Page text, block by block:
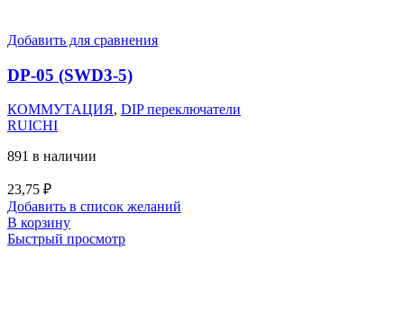
Добавить для сравнения
DP-05 (SWD3-5)
КОММУТАЦИЯ, DIP переключатели
RUICHI
891 в наличии
23,75 ₽
Добавить в список желаний
В корзину
Быстрый просмотр